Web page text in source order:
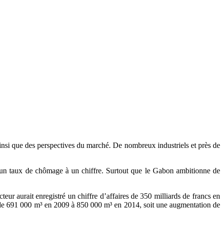
que des perspectives du marché. De nombreux industriels et près de
taux de chômage à un chiffre. Surtout que le Gabon ambitionne de
aurait enregistré un chiffre d’affaires de 350 milliards de francs en
000 m³ en 2009 à 850 000 m³ en 2014, soit une augmentation de